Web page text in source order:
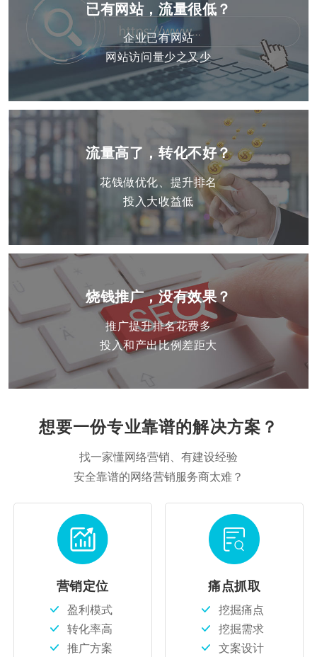
已有网站，流量很低？
企业已有网站
网站访问量少之又少
流量高了，转化不好？
花钱做优化、提升排名
投入大收益低
烧钱推广，没有效果？
推广提升排名花费多
投入和产出比例差距大
想要一份专业靠谱的解决方案？
找一家懂网络营销、有建设经验
安全靠谱的网络营销服务商太难？
营销定位
盈利模式
转化率高
推广方案
痛点抓取
挖掘痛点
挖掘需求
文案设计